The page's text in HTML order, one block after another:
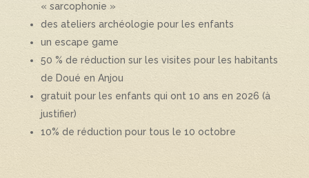
« sarcophonie »
des ateliers archéologie pour les enfants
un escape game
50 % de réduction sur les visites pour les habitants
de Doué en Anjou
gratuit pour les enfants qui ont 10 ans en 2026 (à
justifier)
10% de réduction pour tous le 10 octobre